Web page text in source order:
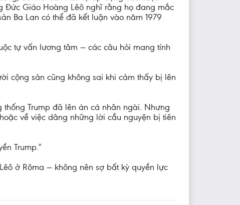
Đức Giáo Hoàng Lêô nghĩ rằng họ đang mắc
Ba Lan có thể đã kết luận vào năm 1979
tự vấn lương tâm — các câu hỏi mang tính
cộng sản cũng không sai khi cảm thấy bị lên
Trump đã lên án cá nhân ngài. Nhưng
về việc dâng những lời cầu nguyện bị tiên
Trump.”
ở Rôma — không nên sợ bất kỳ quyền lực